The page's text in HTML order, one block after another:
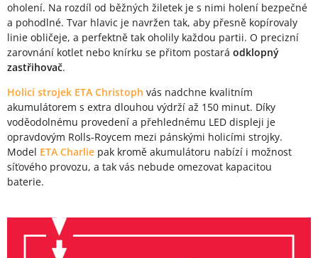
oholení. Na rozdíl od běžných žiletek je s nimi holení bezpečné
a pohodlné. Tvar hlavic je navržen tak, aby přesně kopírovaly
linie obličeje, a perfektně tak oholily každou partii. O precizní
zarovnání kotlet nebo knírku se přitom postará odklopný
zastřihovač.
Holicí strojek ETA Christoph vás nadchne kvalitním
akumulátorem s extra dlouhou výdrží až 150 minut. Díky
voděodolnému provedení a přehlednému LED displeji je
opravdovým Rolls-Roycem mezi pánskými holicími strojky.
Model ETA Charlie pak kromě akumulátoru nabízí i možnost
síťového provozu, a tak vás nebude omezovat kapacitou
baterie.